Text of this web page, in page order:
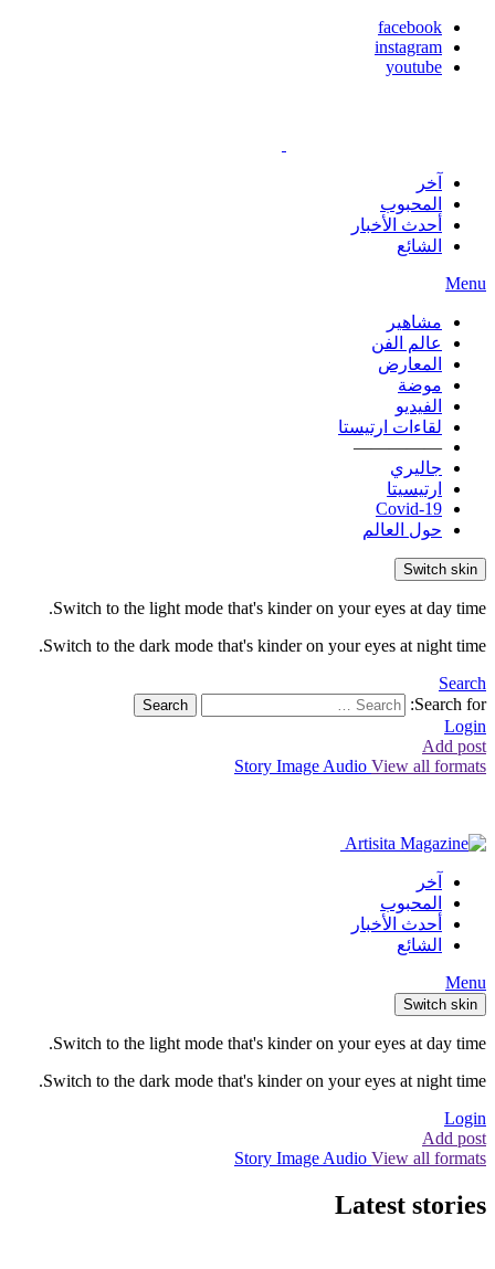
facebook
instagram
youtube
آخر
المحبوب
أحدث الأخبار
الشائع
Menu
مشاهير
عالم الفن
المعارض
موضة
الفيديو
لقاءات ارتيستا
—————
جاليري
ارتيسيتا
Covid-19
حول العالم
Switch skin
Switch to the light mode that's kinder on your eyes at day time.
Switch to the dark mode that's kinder on your eyes at night time.
Search
Search for:
Search
Login
Add post
Story Image Audio View all formats
آخر
المحبوب
أحدث الأخبار
الشائع
Menu
Switch skin
Switch to the light mode that's kinder on your eyes at day time.
Switch to the dark mode that's kinder on your eyes at night time.
Login
Add post
Story Image Audio View all formats
Latest stories